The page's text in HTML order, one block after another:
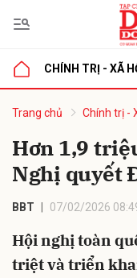
CHÍNH TRỊ - XÃ
Trang chủ Chính trị -
Hơn 1,9
Nghị quyết
BBT 07/02/2026
Hội nghị toàn
triệt và triển
luận